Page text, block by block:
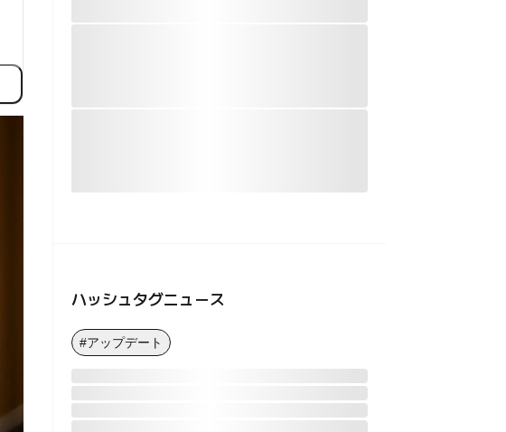
ハッシュタグニュース
#アップデート